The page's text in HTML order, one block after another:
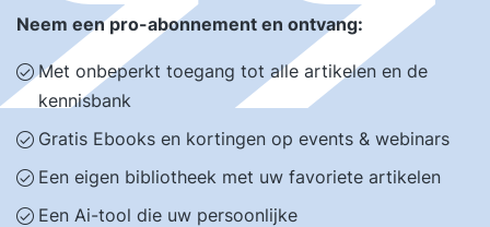
Neem een pro-abonnement en ontvang:
Met onbeperkt toegang tot alle artikelen en de
kennisbank
Gratis Ebooks en kortingen op events & webinars
Een eigen bibliotheek met uw favoriete artikelen
Een Ai-tool die uw persoonlijke